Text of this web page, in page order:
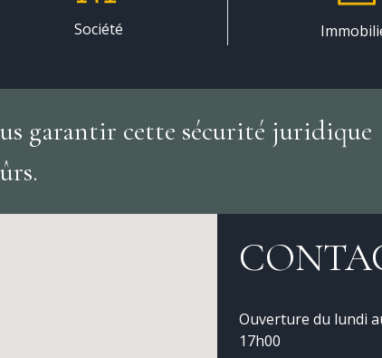
Société
garantir cette sécurité juridique
Ouverture du lundi
17h00